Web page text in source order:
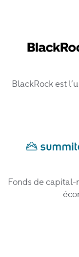
BlackRock est
Fonds de capital-